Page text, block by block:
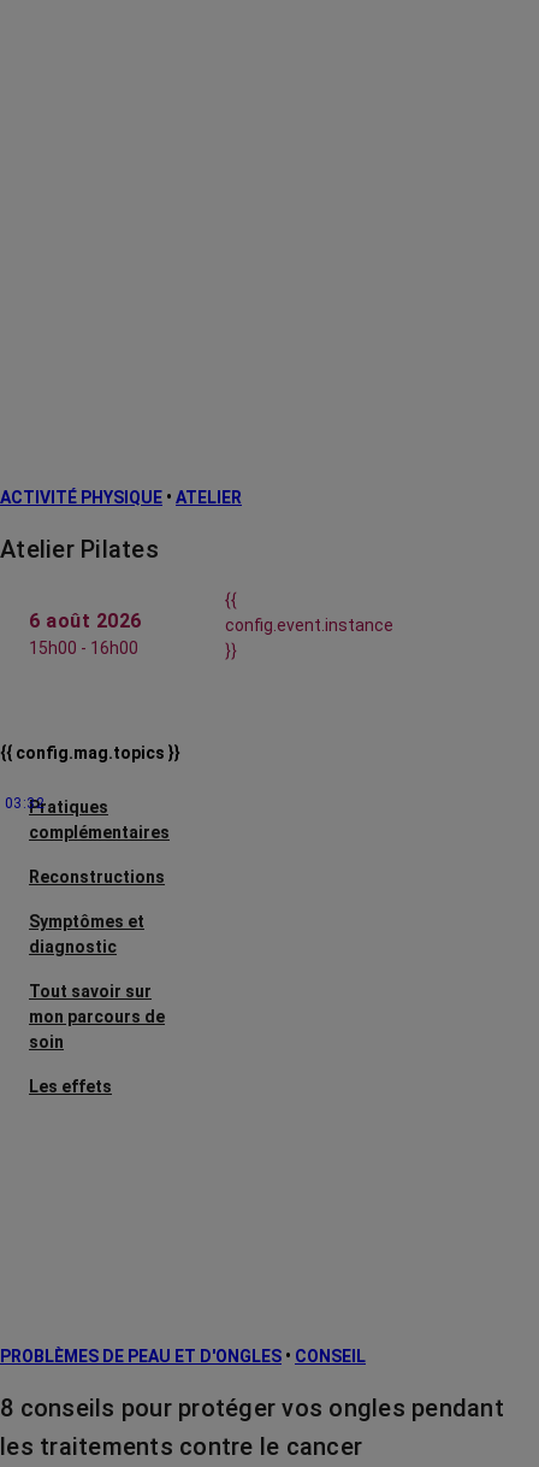
ACTIVITÉ PHYSIQUE • ATELIER
Atelier Pilates
6 août 2026
15h00 - 16h00
{{
config.event.instance
}}
{{ config.mag.topics }}
Pratiques
complémentaires
Reconstructions
Symptômes et
diagnostic
Tout savoir sur
mon parcours de
soin
Les effets
Traitements
La vie autour
03:32
PROBLÈMES DE PEAU ET D'ONGLES • CONSEIL
8 conseils pour protéger vos ongles pendant
les traitements contre le cancer